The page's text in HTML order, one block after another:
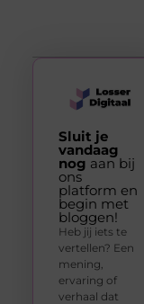
Sluit je
vandaag
nog aan bij
ons
platform en
begin met
bloggen!
Heb jij iets te
vertellen? Een
mening,
ervaring of
verhaal dat